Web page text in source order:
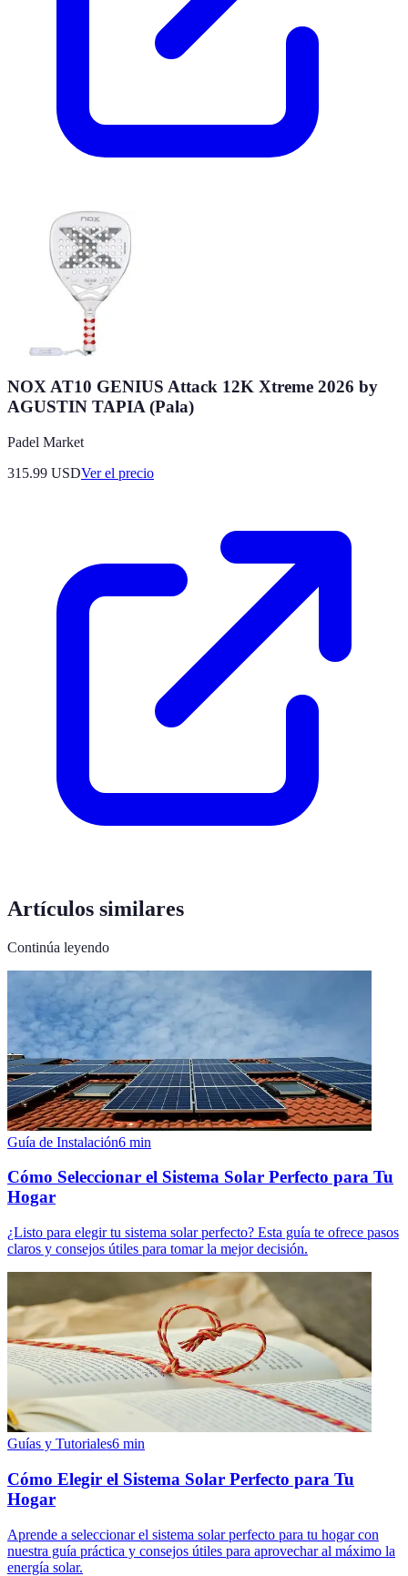
NOX AT10 GENIUS Attack 12K Xtreme 2026 by
AGUSTIN TAPIA (Pala)
Padel Market
315.99 USDVer el precio
Artículos similares
Continúa leyendo
Guía de Instalación6 min
Cómo Seleccionar el Sistema Solar Perfecto para Tu
Hogar
¿Listo para elegir tu sistema solar perfecto? Esta guía te ofrece pasos
claros y consejos útiles para tomar la mejor decisión.
Guías y Tutoriales6 min
Cómo Elegir el Sistema Solar Perfecto para Tu
Hogar
Aprende a seleccionar el sistema solar perfecto para tu hogar con
nuestra guía práctica y consejos útiles para aprovechar al máximo la
energía solar.